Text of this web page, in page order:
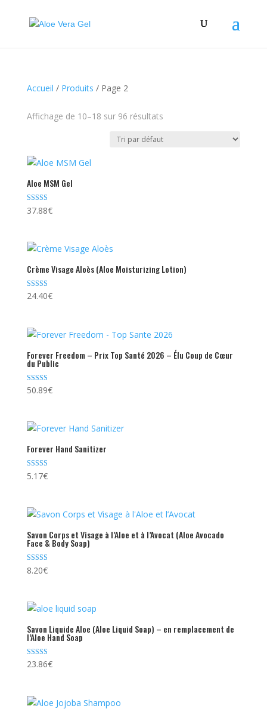
Accueil / Produits / Page 2
Affichage de 10–18 sur 96 résultats
Aloe MSM Gel
Note
4.50
37.88€
Crème Visage Aloès (Aloe Moisturizing Lotion)
Note
4.73
24.40€
Forever Freedom – Prix Top Santé 2026 – Élu Coup de Cœur
du Public
Note
4.54
50.89€
Forever Hand Sanitizer
Note
4.80
5.17€
Savon Corps et Visage à l’Aloe et à l’Avocat (Aloe Avocado
Face & Body Soap)
Note
5.00
8.20€
Savon Liquide Aloe (Aloe Liquid Soap) – en remplacement de
l’Aloe Hand Soap
Note
4.83
23.86€